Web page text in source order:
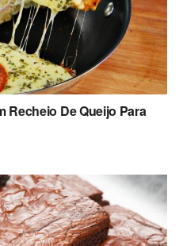
Recheio De Queijo Para